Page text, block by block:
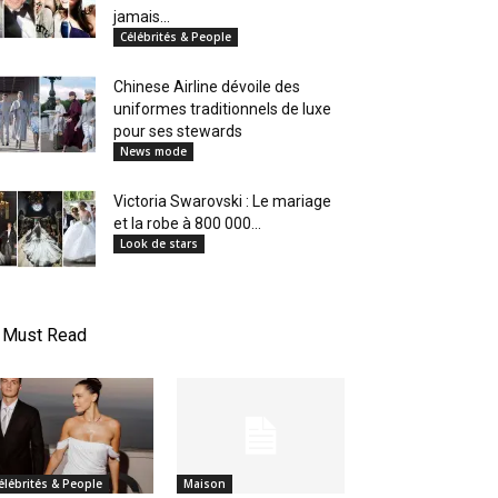
jamais...
Célébrités & People
Chinese Airline dévoile des
uniformes traditionnels de luxe
pour ses stewards
News mode
Victoria Swarovski : Le mariage
et la robe à 800 000...
Look de stars
Must Read
& People Maison